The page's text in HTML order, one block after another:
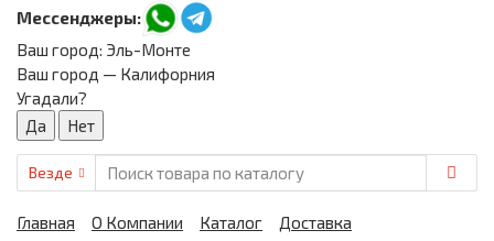
Мессенджеры:
Ваш город: Эль-Монте
Ваш город — Калифорния
Угадали?
Везде
Главная О Компании Каталог
Доставка